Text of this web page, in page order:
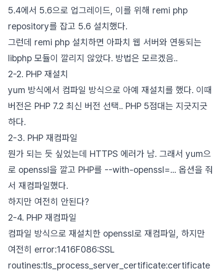
5.4에서 5.6으로 업그레이드, 이를 위해 remi php
repository를 잡고 5.6 설치했다.
그런데 remi php 설치하면 아파치 웹 서버와 연동되는
libphp 모듈이 깔리지 않았다. 방법은 모르겠음..
2-2. PHP 재설치
yum 방식에서 컴파일 방식으로 아예 재설치를 했다. 이때
버전은 PHP 7.2 최신 버전 선택.. PHP 5점대는 지긋지긋
하다.
2-3. PHP 재컴파일
뭔가 되는 듯 싶었는데 HTTPS 에러가 남. 그래서 yum으
로 openssl을 깔고 PHP를 --with-openssl=... 옵션을 줘
서 재컴파일했다.
하지만 여전히 안된다?
2-4. PHP 재컴파일
컴파일 방식으로 재설치한 openssl로 재컴파일, 하지만
여전히 error:1416F086:SSL
routines:tls_process_server_certificate:certificate